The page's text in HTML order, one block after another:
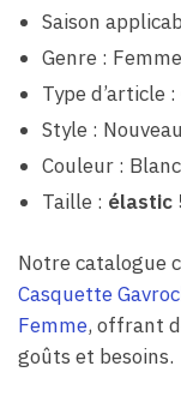
Saison
Genre :
Type d’article
Style :
Couleur : Blanc
Taille : élastic
Notre catalogue
Casquette
Femme, offrant
goûts et besoins.